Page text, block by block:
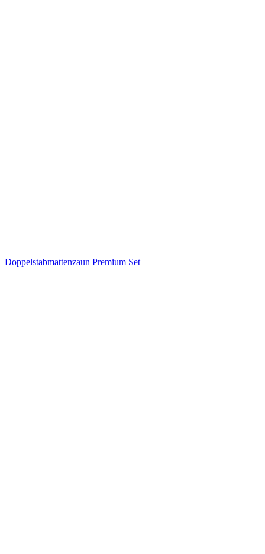
Doppelstabmattenzaun Premium Set